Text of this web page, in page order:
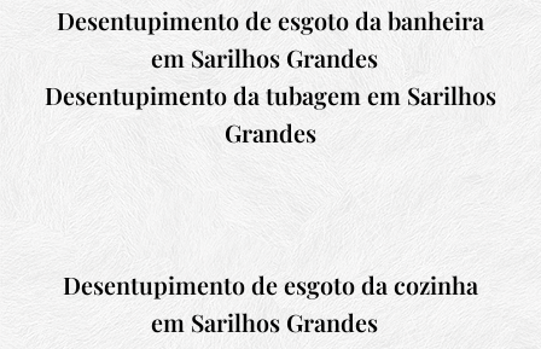
Desentupimento de esgoto da banheira
em Sarilhos Grandes
Desentupimento da tubagem em Sarilhos
Grandes
Desentupimento de esgoto da cozinha
em Sarilhos Grandes